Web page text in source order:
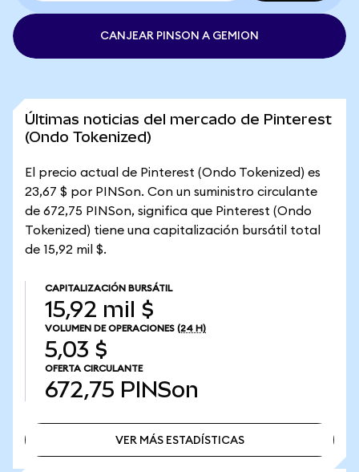
CANJEAR PINSON A GEMION
Últimas noticias del mercado de Pinterest
(Ondo Tokenized)
El precio actual de Pinterest (Ondo Tokenized) es
23,67 $ por PINSon. Con un suministro circulante
de 672,75 PINSon, significa que Pinterest (Ondo
Tokenized) tiene una capitalización bursátil total
de 15,92 mil $.
CAPITALIZACIÓN BURSÁTIL
15,92 mil $
VOLUMEN DE OPERACIONES (24 H)
5,03 $
OFERTA CIRCULANTE
672,75 PINSon
VER MÁS ESTADÍSTICAS